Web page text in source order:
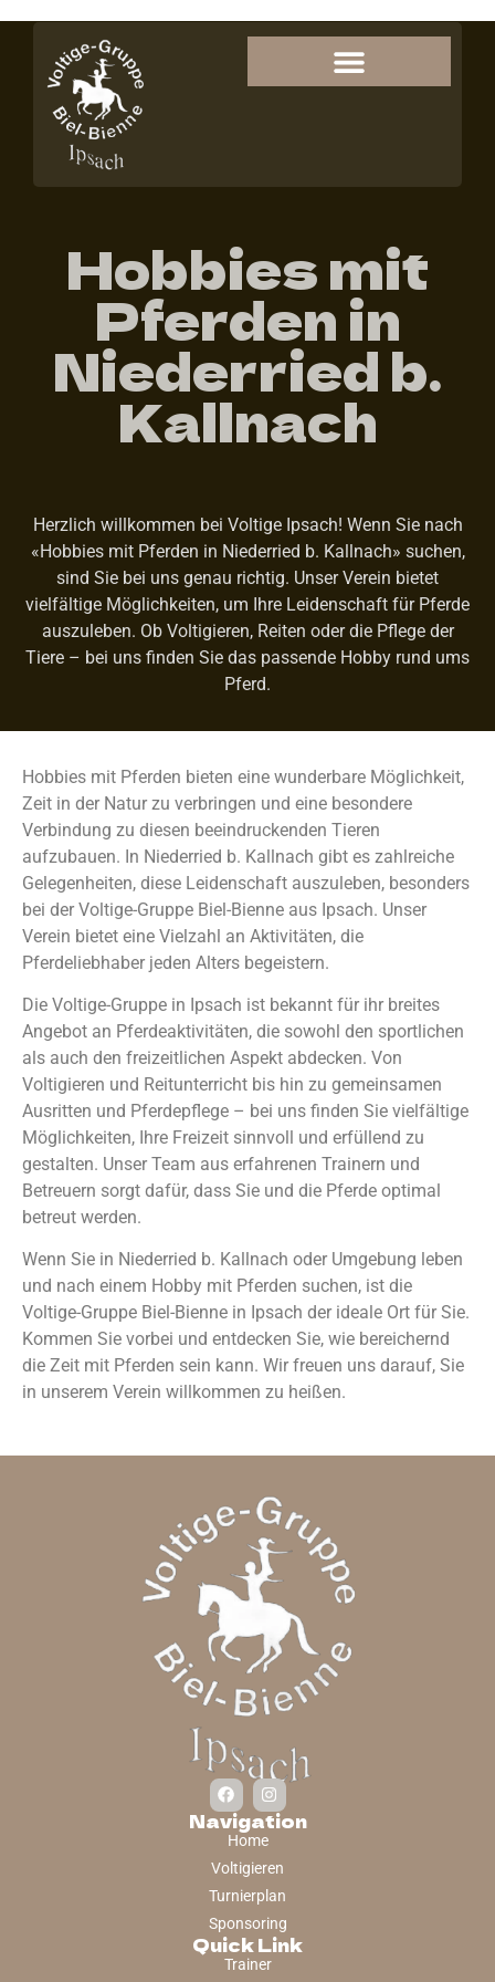
Hobbies mit
Pferden in
Niederried b.
Kallnach
Herzlich willkommen bei Voltige Ipsach! Wenn Sie nach
«Hobbies mit Pferden in Niederried b. Kallnach» suchen,
sind Sie bei uns genau richtig. Unser Verein bietet
vielfältige Möglichkeiten, um Ihre Leidenschaft für Pferde
auszuleben. Ob Voltigieren, Reiten oder die Pflege der
Tiere – bei uns finden Sie das passende Hobby rund ums
Pferd.
Hobbies mit Pferden bieten eine wunderbare Möglichkeit,
Zeit in der Natur zu verbringen und eine besondere
Verbindung zu diesen beeindruckenden Tieren
aufzubauen. In Niederried b. Kallnach gibt es zahlreiche
Gelegenheiten, diese Leidenschaft auszuleben, besonders
bei der Voltige-Gruppe Biel-Bienne aus Ipsach. Unser
Verein bietet eine Vielzahl an Aktivitäten, die
Pferdeliebhaber jeden Alters begeistern.
Die Voltige-Gruppe in Ipsach ist bekannt für ihr breites
Angebot an Pferdeaktivitäten, die sowohl den sportlichen
als auch den freizeitlichen Aspekt abdecken. Von
Voltigieren und Reitunterricht bis hin zu gemeinsamen
Ausritten und Pferdepflege – bei uns finden Sie vielfältige
Möglichkeiten, Ihre Freizeit sinnvoll und erfüllend zu
gestalten. Unser Team aus erfahrenen Trainern und
Betreuern sorgt dafür, dass Sie und die Pferde optimal
betreut werden.
Wenn Sie in Niederried b. Kallnach oder Umgebung leben
und nach einem Hobby mit Pferden suchen, ist die
Voltige-Gruppe Biel-Bienne in Ipsach der ideale Ort für Sie.
Kommen Sie vorbei und entdecken Sie, wie bereichernd
die Zeit mit Pferden sein kann. Wir freuen uns darauf, Sie
in unserem Verein willkommen zu heißen.
Navigation
Home
Voltigieren
Turnierplan
Sponsoring
Quick Link
Trainer